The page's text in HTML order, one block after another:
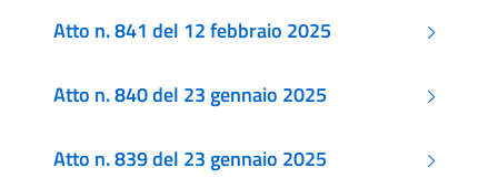
Atto n. 841 del 12 febbraio 2025
Atto n. 840 del 23 gennaio 2025
Atto n. 839 del 23 gennaio 2025